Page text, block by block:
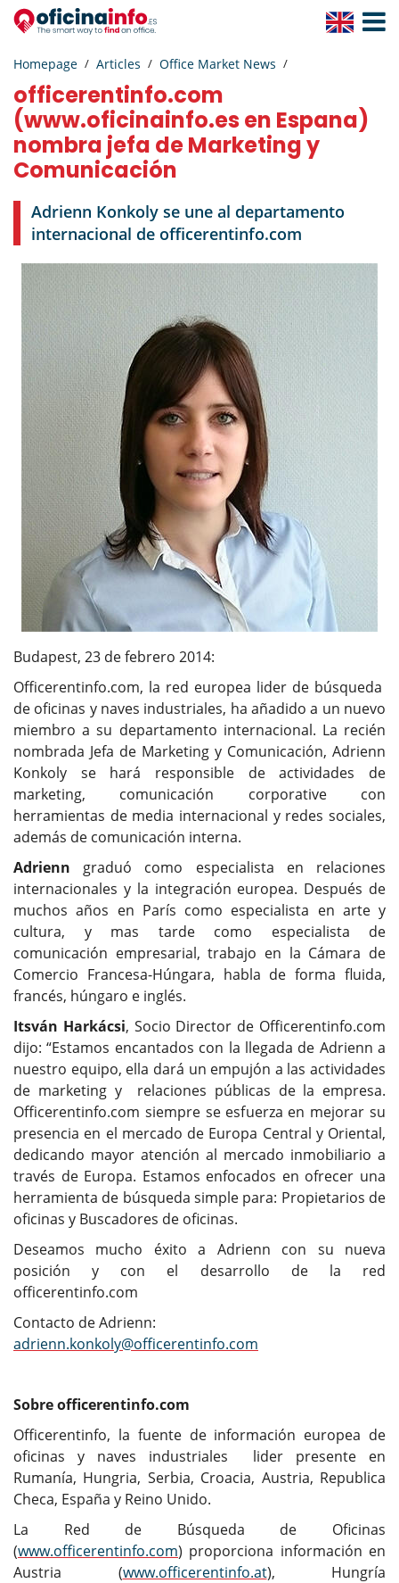
Toggle
Homepage Articles Office Market News
officerentinfo.com
(www.oficinainfo.es en Espana)
nombra jefa de Marketing y
Comunicación
Adrienn Konkoly se une al departamento
internacional de officerentinfo.com
Budapest, 23 de febrero 2014:
Officerentinfo.com, la red europea lider de búsqueda
de oficinas y naves industriales, ha añadido a un nuevo
miembro a su departamento internacional. La recién
nombrada Jefa de Marketing y Comunicación, Adrienn
Konkoly se hará responsible de actividades de
marketing, comunicación corporative con
herramientas de media internacional y redes sociales,
además de comunicación interna.
Adrienn graduó como especialista en relaciones
internacionales y la integración europea. Después de
muchos años en París como especialista en arte y
cultura, y mas tarde como especialista de
comunicación empresarial, trabajo en la Cámara de
Comercio Francesa-Húngara, habla de forma fluida,
francés, húngaro e inglés.
Itsván Harkácsi, Socio Director de Officerentinfo.com
dijo: “Estamos encantados con la llegada de Adrienn a
nuestro equipo, ella dará un empujón a las actividades
de marketing y relaciones públicas de la empresa.
Officerentinfo.com siempre se esfuerza en mejorar su
presencia en el mercado de Europa Central y Oriental,
dedicando mayor atención al mercado inmobiliario a
través de Europa. Estamos enfocados en ofrecer una
herramienta de búsqueda simple para: Propietarios de
oficinas y Buscadores de oficinas.
Deseamos mucho éxito a Adrienn con su nueva
posición y con el desarrollo de la red
officerentinfo.com
Contacto de Adrienn:
adrienn.konkoly@officerentinfo.com
Sobre officerentinfo.com
Officerentinfo, la fuente de información europea de
oficinas y naves industriales lider presente en
Rumanía, Hungria, Serbia, Croacia, Austria, Republica
Checa, España y Reino Unido.
La Red de Búsqueda de Oficinas
(www.officerentinfo.com) proporciona información en
Austria (www.officerentinfo.at), Hungría